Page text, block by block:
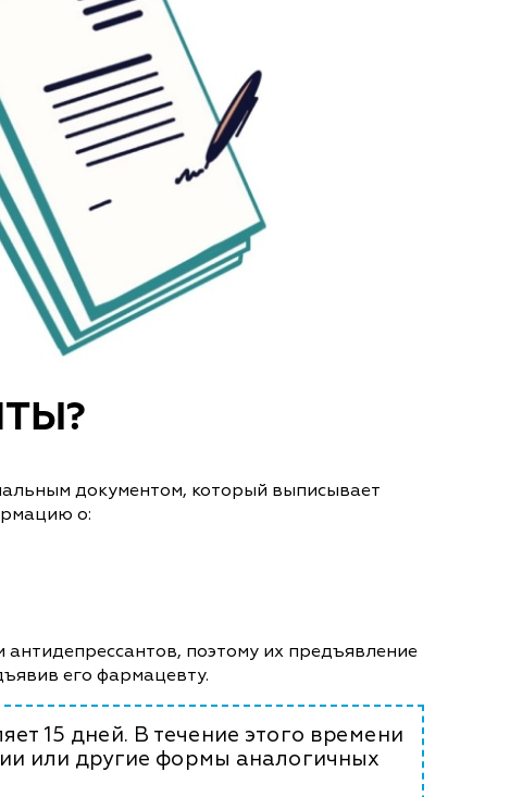
документом, который выписывает
о:
поэтому их предъявление
его фармацевту.
15 дней. В течение этого времени
или другие формы аналогичных